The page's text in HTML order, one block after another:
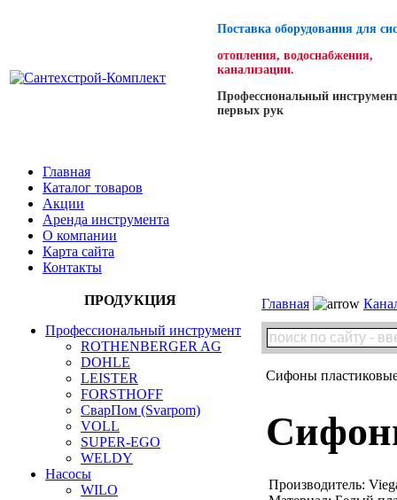
Поставка оборудования для
отопления, водоснабжения,
канализации.
Профессиональный
первых рук
Главная
Каталог товаров
Акции
Аренда инструмента
О компании
Карта сайта
Контакты
ПРОДУКЦИЯ
Профессиональный инструмент
ROTHENBERGER AG
DOHLE
LEISTER
FORSTHOFF
СварПом (Svarpom)
VOLL
SUPER-EGO
WELDY
Насосы
WILO
Главная
Сифоны
Производитель: